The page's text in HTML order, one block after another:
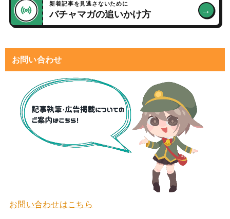
新着記事を見逃さないために
バチャマガの追いかけ方 →
お問い合わせ
お問い合わせはこちら